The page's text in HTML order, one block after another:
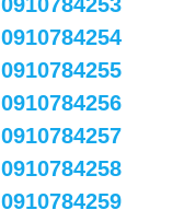
0910784254
0910784255
0910784256
0910784257
0910784258
0910784259